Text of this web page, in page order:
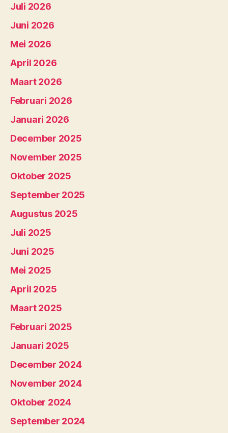
Juli 2026
Juni 2026
Mei 2026
April 2026
Maart 2026
Februari 2026
Januari 2026
December 2025
November 2025
Oktober 2025
September 2025
Augustus 2025
Juli 2025
Juni 2025
Mei 2025
April 2025
Maart 2025
Februari 2025
Januari 2025
December 2024
November 2024
Oktober 2024
September 2024